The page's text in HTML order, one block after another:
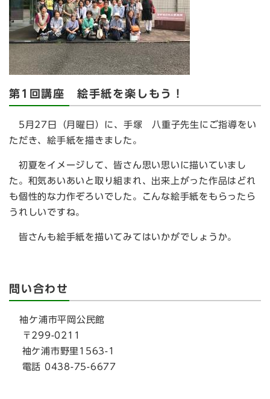
第1回講座 絵手紙を楽しもう！
5 月27日（月曜日）に、手塚 八重子先生にご指導をい
ただき、絵手紙を描きました。
初夏をイメージして、皆さん思い思いに描いていまし
た。和気あいあいと取り組まれ、出来上がった作品はどれ
も個性的な力作ぞろいでした。こんな絵手紙をもらったら
うれしいですね。
皆さんも絵手紙を描いてみてはいかがでしょうか。
問い合わせ
袖ケ浦市平岡公民館
〒299-0211
袖ケ浦市野里1563-1
電話 0438-75-6677